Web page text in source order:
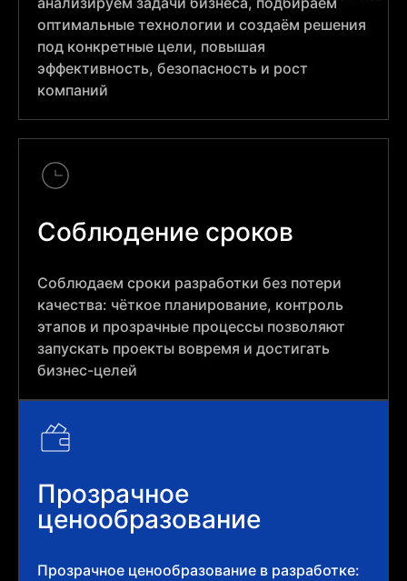
оптимальные технологии и создаём решения
под конкретные цели, повышая
эффективность, безопасность и рост
компаний
Соблюдение сроков
Соблюдаем сроки разработки без потери
качества: чёткое планирование, контроль
этапов и прозрачные процессы позволяют
запускать проекты вовремя и достигать
бизнес-целей
Прозрачное
ценообразование
Прозрачное ценообразование в разработке: